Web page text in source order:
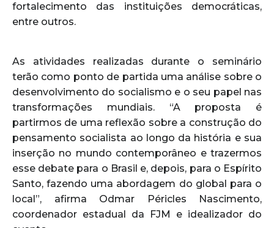
fortalecimento das instituições democráticas,
entre outros.
As atividades realizadas durante o seminário
terão como ponto de partida uma análise sobre o
desenvolvimento do socialismo e o seu papel nas
transformações mundiais. “A proposta é
partirmos de uma reflexão sobre a construção do
pensamento socialista ao longo da história e sua
inserção no mundo contemporâneo e trazermos
esse debate para o Brasil e, depois, para o Espírito
Santo, fazendo uma abordagem do global para o
local”, afirma Odmar Péricles Nascimento,
coordenador estadual da FJM e idealizador do